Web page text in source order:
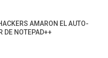
AMARON EL AUTO-
DE NOTEPAD++